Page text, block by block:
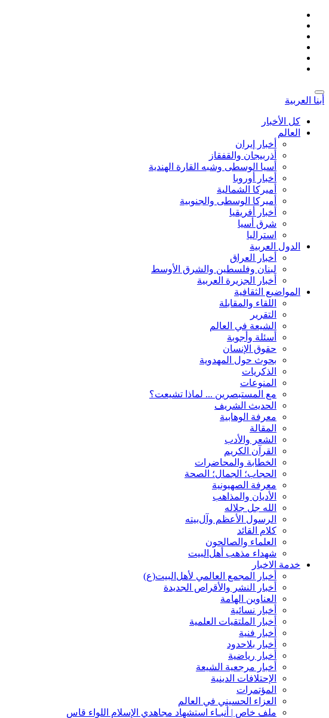
أبنا العربية
کل الأخبار
العالم
أخبار إيران
أذربيجان والقفقاز
أسیا الوسطی وشبه القارة الهندية
أخبار أوروبا
أمیركا الشمالية
أميركا الوسطى والجنوبية
أخبار أفريقيا
شرق أسيا
استراليا
الدول العربیة
أخبار العراق
لبنان وفلسطين والشرق الأوسط
أخبار الجزيرة العربية
المواضيع الثقافية
اللقاء والمقابلة
التقریر
الشیعة في العالم
أسئلة وأجوبة
حقوق الإنسان
بحوث حول المهدوية
الذكريات
المنوعات
مع المستبصرین ... لماذا تشیعت؟
الحدیث الشریف
معرفة الوهابية
المقالة
الشعر والأدب
القرآن الکریم
الخطابة والمحاضرات
الحجاب؛ الجمال؛ الصحة
معرفة الصهيونية
الأديان والمذاهب
الله جل جلاله
الرسول الأعظم وآل‌بیته
کلام القائد
العلماء والصالحون
شهداء مذهب أهل‌‏البیت
خدمة الاخبار
أخبار المجمع العالمي لأهل‌البيت(ع)
أخبار النشر والأقراص الجديدة
العناوين الهامة
أخبار نسائیة
أخبار الملتقيات العلمية
أخبار فنیة
أخبار بلاحدود
أخبار رياضية
أخبار مرجعیة الشیعة
الإحتلافات الدينية
المؤتمرات
العزاء الحسيني في العالم
ملف خاص | أنبـاء استشهاد مجاهدي الإسلام اللواء قاس